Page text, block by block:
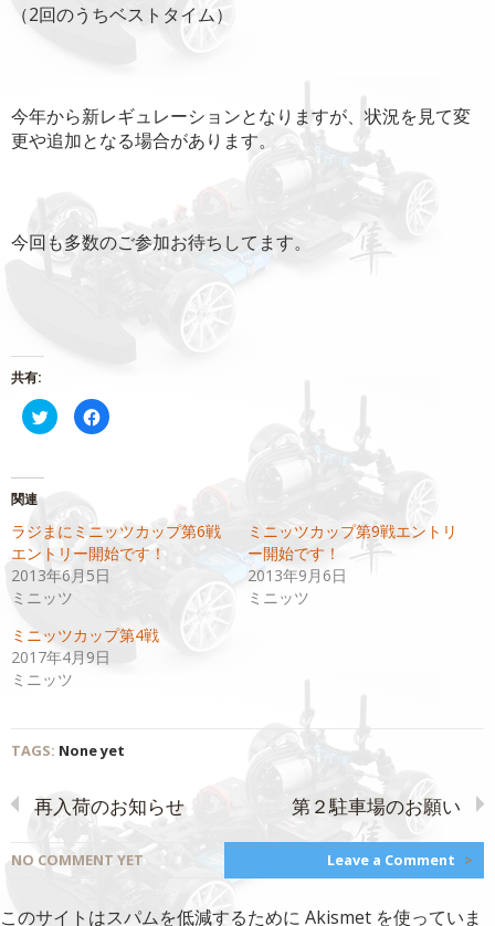
（2回のうちベストタイム）
今年から新レギュレーションとなりますが、状況を見て変
更や追加となる場合があります。
今回も多数のご参加お待ちしてます。
共有:
ク
リ
共
有
(新
し
い
ウ
ィ
ウ
で
開
き
ま
Facebook
で
リ
ッ
ク
し
て
い
(新
し
ド
ウ
で
ま
す)
関連
ラジまにミニッツカップ第6戦
エントリー開始です！
2013年6月5日
ミニッツ
ミニッツカップ第9戦エントリ
ー開始です！
2013年9月6日
ミニッツ
ミニッツカップ第4戦
2017年4月9日
ミニッツ
TAGS: None yet
再入荷のお知らせ 第２駐車場のお願い
NO COMMENT YET Leave a Comment >
このサイトはスパムを低減するために Akismet を使っていま